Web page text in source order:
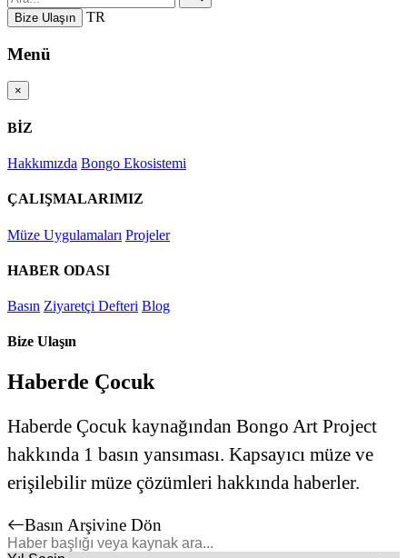
Bize Ulaşın TR
Menü
×
BİZ
Hakkımızda Bongo Ekosistemi
ÇALIŞMALARIMIZ
Müze Uygulamaları Projeler
HABER ODASI
Basın Ziyaretçi Defteri Blog
Bize Ulaşın
Haberde Çocuk
Haberde Çocuk kaynağından Bongo Art Project
hakkında 1 basın yansıması. Kapsayıcı müze ve
erişilebilir müze çözümleri hakkında haberler.
Basın Arşivine Dön